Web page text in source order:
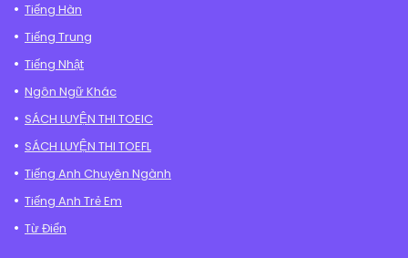
Tiếng Hàn
Tiếng Trung
Tiếng Nhật
Ngôn Ngữ Khác
SÁCH LUYỆN THI TOEIC
SÁCH LUYỆN THI TOEFL
Tiếng Anh Chuyên Ngành
Tiếng Anh Trẻ Em
Từ Điển